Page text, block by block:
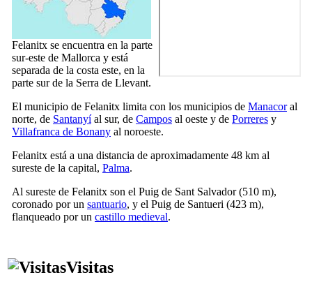
Felanitx se encuentra en la parte
sur-este de Mallorca y está
separada de la costa este, en la
parte sur de la Serra de Llevant.
El municipio de Felanitx limita con los municipios de Manacoral
norte, de Santanyíal sur, de Campos al oeste y de Porreres y
Villafranca de Bonany al noroeste.
Felanitx está a una distancia de aproximadamente 48 km al
sureste de la capital, Palma.
Al sureste de Felanitx son el Puig de Sant Salvador(510 m),
coronado por un santuario, y el Puig de Santueri (423 m),
flanqueado por un castillo medieval.
Visitas